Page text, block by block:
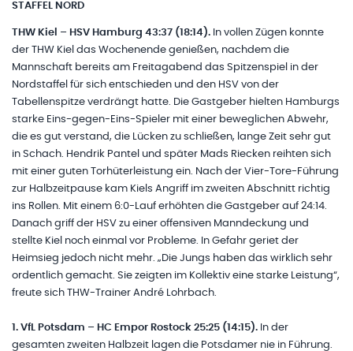
STAFFEL NORD
THW Kiel – HSV Hamburg 43:37 (18:14). In vollen Zügen konnte
der THW Kiel das Wochenende genießen, nachdem die
Mannschaft bereits am Freitagabend das Spitzenspiel in der
Nordstaffel für sich entschieden und den HSV von der
Tabellenspitze verdrängt hatte. Die Gastgeber hielten Hamburgs
starke Eins-gegen-Eins-Spieler mit einer beweglichen Abwehr,
die es gut verstand, die Lücken zu schließen, lange Zeit sehr gut
in Schach. Hendrik Pantel und später Mads Riecken reihten sich
mit einer guten Torhüterleistung ein. Nach der Vier-Tore-Führung
zur Halbzeitpause kam Kiels Angriff im zweiten Abschnitt richtig
ins Rollen. Mit einem 6:0-Lauf erhöhten die Gastgeber auf 24:14.
Danach griff der HSV zu einer offensiven Manndeckung und
stellte Kiel noch einmal vor Probleme. In Gefahr geriet der
Heimsieg jedoch nicht mehr. „Die Jungs haben das wirklich sehr
ordentlich gemacht. Sie zeigten im Kollektiv eine starke Leistung“,
freute sich THW-Trainer André Lohrbach.
1. VfL Potsdam – HC Empor Rostock 25:25 (14:15). In der
gesamten zweiten Halbzeit lagen die Potsdamer nie in Führung.